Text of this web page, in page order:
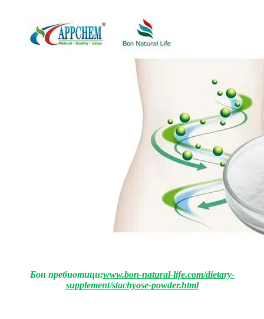
Бон пребиотици:www.bon-natural-life.com/dietary-
supplement/stachyose-powder.html